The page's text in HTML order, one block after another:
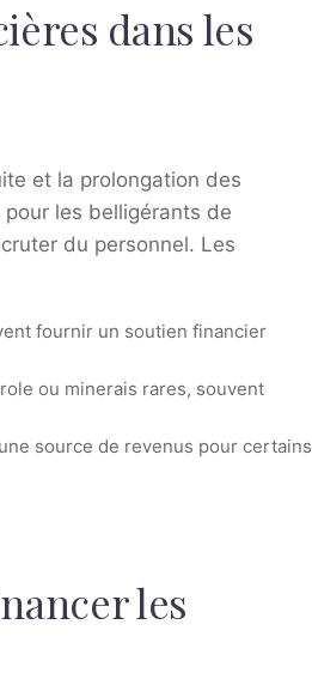
dans les
et la prolongation des
les belligérants de
du personnel. Les
fournir un soutien financier
ou minerais rares, souvent
source de revenus pour certains
les